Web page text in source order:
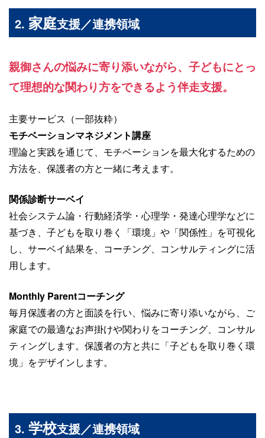
2. 家庭支援／連携領域
親御さんの悩みに寄り添いながら、子どもにとっ
て理想的な関わり方をできるよう伴走支援。
主要サービス（一部抜粋）
モチベーションマネジメント講座
理論と実践を通じて、モチベーションを最大化するための
方法を、保護者の方と一緒に考えます。
関係診断サーベイ
社会システム論・行動経済学・心理学・発達心理学などに
基づき、子どもを取り巻く「環境」や「関係性」を可視化
し、サーベイ結果を、コーチング、コンサルティングに活
用します。
Monthly Parentコーチング
毎月保護者の方と面談を行い、悩みに寄り添いながら、ご
家庭での最適なお声掛けや関わりをコーチング、コンサル
ティングします。保護者の方と共に「子どもを取り巻く環
境」をデザインします。
3. 学校支援／連携領域